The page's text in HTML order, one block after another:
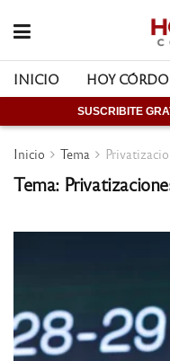
INICIO HOY
SUSCRIBITE
Inicio Tema
Tema: